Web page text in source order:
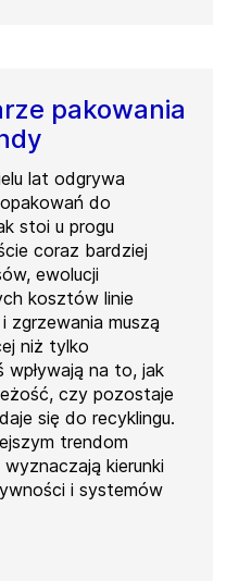
pakowania
lat odgrywa
do
stoi u progu
coraz bardziej
ewolucji
kosztów linie
zgrzewania muszą
niż tylko
wpływają na to, jak
czy pozostaje
się do recyklingu.
trendom
kierunki
i systemów